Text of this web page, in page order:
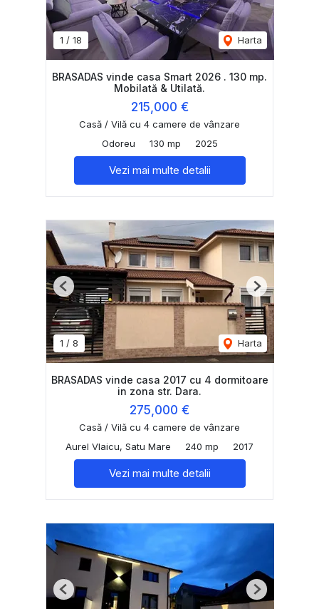
1 / 18 Harta
BRASADAS vinde casa Smart 2026 . 130 mp.
Mobilată & Utilată.
215,000 €
Casă / Vilă cu 4 camere de vânzare
Odoreu
130 mp 2025
Vezi mai multe detalii
1 / 8 Harta
Previous Next
BRASADAS vinde casa 2017 cu 4 dormitoare
in zona str. Dara.
275,000 €
Casă / Vilă cu 4 camere de vânzare
Aurel Vlaicu, Satu Mare
240 mp 2017
Vezi mai multe detalii
Previous Next